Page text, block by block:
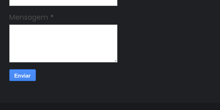
Mensagem *